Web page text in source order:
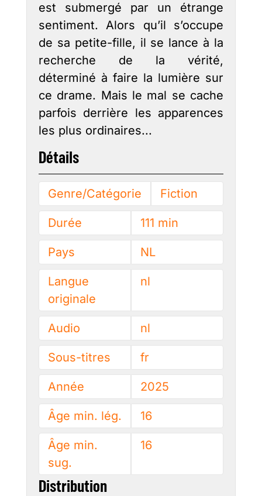
est submergé par un étrange
sentiment. Alors qu’il s’occupe
de sa petite-fille, il se lance à la
recherche de la vérité,
déterminé à faire la lumière sur
ce drame. Mais le mal se cache
parfois derrière les apparences
les plus ordinaires...
Détails
Genre/Catégorie Fiction
Durée 111 min
Pays NL
Langue
originale
nl
Audio nl
Sous-titres fr
Année 2025
Âge min. lég. 16
Âge min.
sug.
16
Distribution